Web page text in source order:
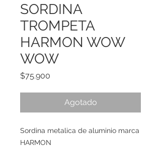
SORDINA
TROMPETA
HARMON WOW
WOW
$75.900
Agotado
Sordina metalica de aluminio marca
HARMON